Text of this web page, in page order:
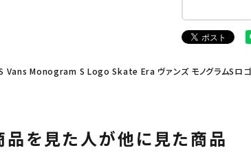
Vans Monogram S Logo Skate Era ヴァンズ モノグラムSロゴ
品を見た人が他に見た商品